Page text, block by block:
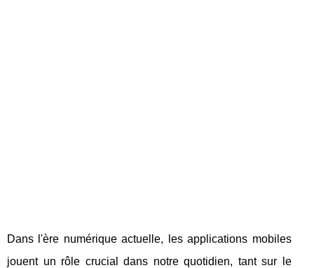
Dans l'ère numérique actuelle, les applications mobiles
jouent un rôle crucial dans notre quotidien, tant sur le